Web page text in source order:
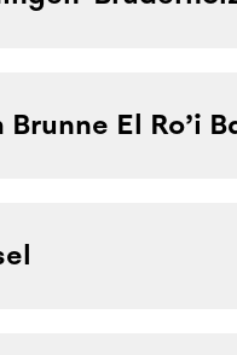
Brunne El Ro’i